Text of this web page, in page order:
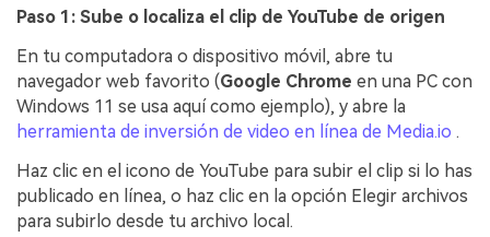
Paso 1: Sube o localiza el clip de YouTube de origen
En tu computadora o dispositivo móvil, abre tu
navegador web favorito (Google Chrome en una PC con
Windows 11 se usa aquí como ejemplo), y abre la
herramienta de inversión de video en línea de Media.io .
Haz clic en el icono de YouTube para subir el clip si lo has
publicado en línea, o haz clic en la opción Elegir archivos
para subirlo desde tu archivo local.